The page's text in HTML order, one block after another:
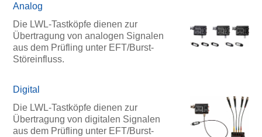
Analog
Die LWL-Tastköpfe dienen zur
Übertragung von analogen Signalen
aus dem Prüfling unter EFT/Burst-
Störeinfluss.
Digital
Die LWL-Tastköpfe dienen zur
Übertragung von digitalen Signalen
aus dem Prüfling unter EFT/Burst-